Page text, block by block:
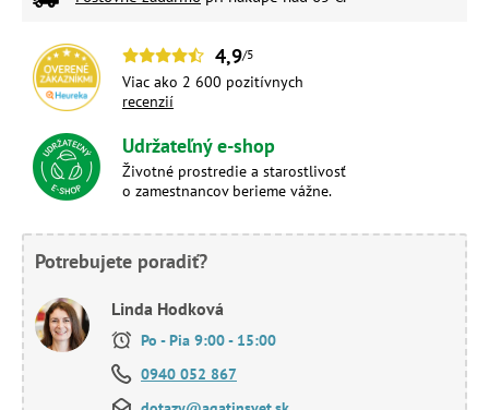
4,9/5
Viac ako 2 600 pozitívnych
recenzií
Udržateľný e-shop
Životné prostredie a starostlivosť
o zamestnancov berieme vážne.
Potrebujete poradiť?
Linda Hodková
Po - Pia 9:00 - 15:00
0940 052 867